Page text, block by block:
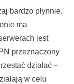
bardzo płynnie.
ma
jest
przeznaczony
działać –
w celu